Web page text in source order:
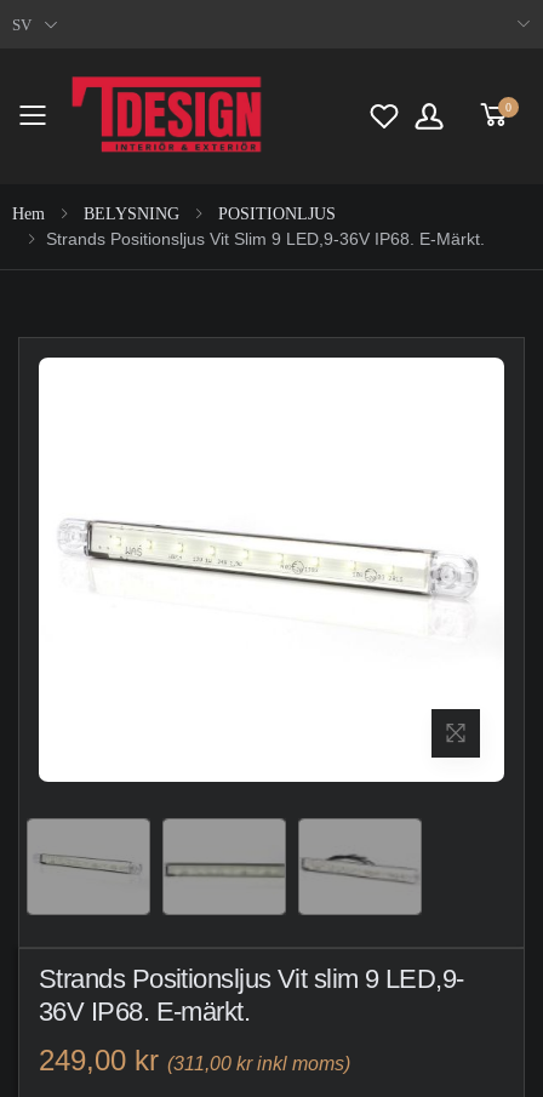
SV
Toggle mobile menu
0
Hem BELYSNING POSITIONLJUS
Strands Positionsljus Vit Slim 9 LED,9-36V IP68. E-Märkt.
Strands Positionsljus Vit slim 9 LED,9-
36V IP68. E-märkt.
249,00 kr (311,00 kr inkl moms)